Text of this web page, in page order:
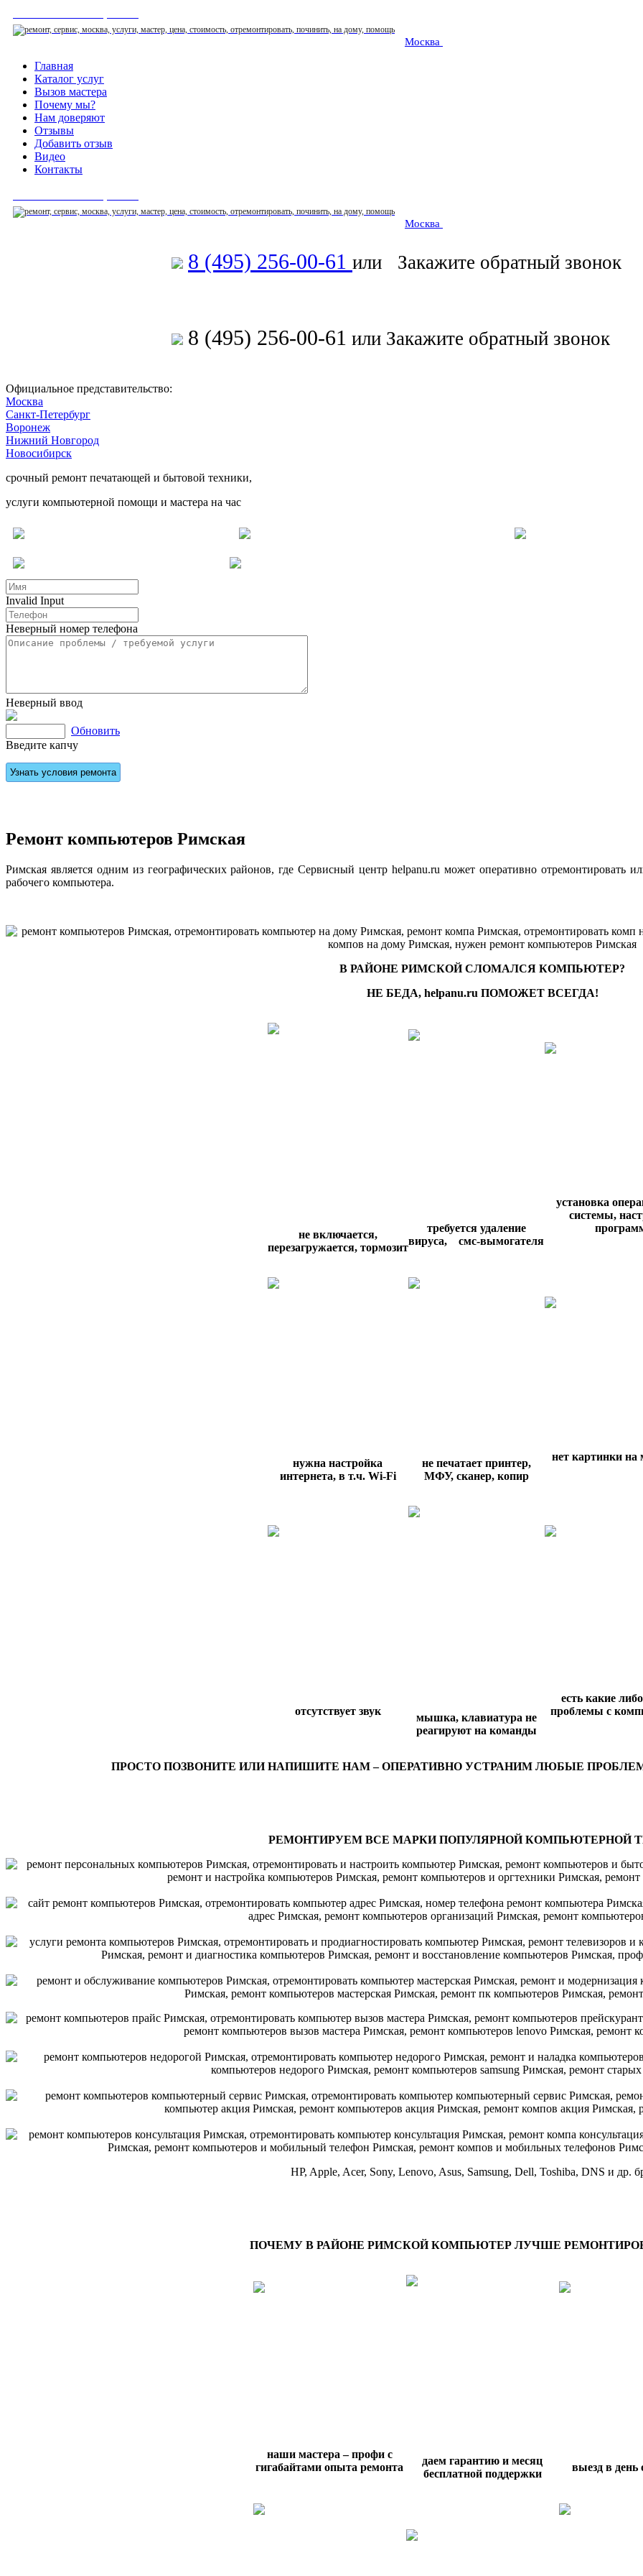
Москва
Главная
Каталог услуг
Вызов мастера
Почему мы?
Нам доверяют
Отзывы
Добавить отзыв
Видео
Контакты
Москва
8 (495) 256-00-61 или Закажите обратный звонок
8 (495) 256-00-61 или Закажите обратный звонок
Официальное представительство:
Москва
Санкт-Петербург
Воронеж
Нижний Новгород
Новосибирск
срочный ремонт печатающей и бытовой техники,
услуги компьютерной помощи и мастера на час
Invalid Input
Неверный номер телефона
Неверный ввод
Обновить
Введите капчу
Ремонт компьютеров Римская
Римская является одним из географических районов, где Сервисный центр helpanu.ru может оперативно отремонтировать
рабочего компьютера.
В РАЙОНЕ РИМСКОЙ СЛОМАЛСЯ КОМПЬЮТЕР?
НЕ БЕДА, helpanu.ru ПОМОЖЕТ ВСЕГДА!
не включается,
перезагружается, тормозит
требуется удаление
вируса, смс-вымогателя
установка
системы,
нужна настройка
интернета, в т.ч. Wi-Fi
не печатает принтер,
МФУ, сканер, копир
нет картинки на
отсутствует звук
мышка, клавиатура не
реагируют на команды
есть какие
проблемы с
ПРОСТО ПОЗВОНИТЕ ИЛИ НАПИШИТЕ НАМ – ОПЕРАТИВНО УСТРАНИМ ЛЮБЫЕ
РЕМОНТИРУЕМ ВСЕ МАРКИ ПОПУЛЯРНОЙ КОМПЬЮТЕРНОЙ
HP, Apple, Acer, Sony, Lenovo, Asus, Samsung, Dell, Toshiba, DNS и др.
ПОЧЕМУ В РАЙОНЕ РИМСКОЙ КОМПЬЮТЕР ЛУЧШЕ
наши мастера – профи с
гигабайтами опыта ремонта
даем гарантию и месяц
бесплатной поддержки
выезд в